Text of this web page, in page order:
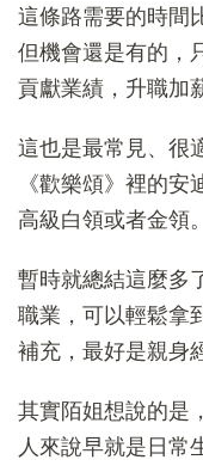
這條路需要的時間
但機會還是有的，
貢獻業績，升職加
這也是最常見、很
《歡樂頌》裡的
高級白領或者金領。
暫時就總結這麼多
職業，可以輕鬆拿
補充，最好是親身
其實陌姐想說的是
人來說早就是日常